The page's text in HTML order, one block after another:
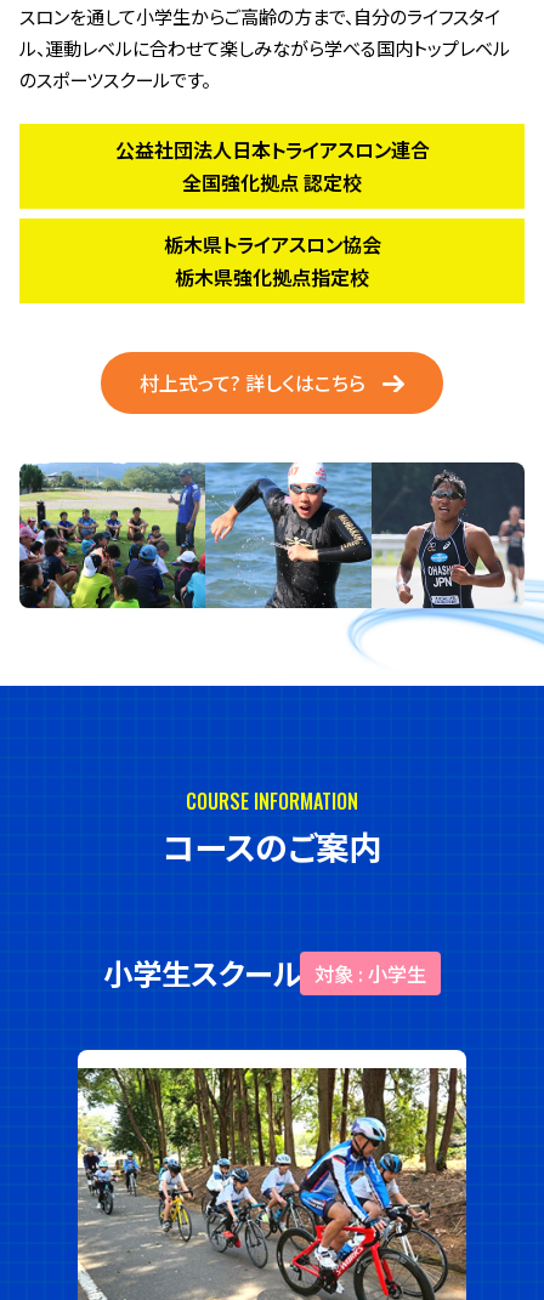
スロンを通して小学生からご高齢の方まで、自分のライフスタイ
ル、運動レベルに合わせて楽しみながら学べる国内トップレベル
のスポーツスクールです。
公益社団法人日本トライアスロン連合
全国強化拠点 認定校
栃木県トライアスロン協会
栃木県強化拠点指定校
村上式って? 詳しくはこちら
COURSE INFORMATION
コースのご案内
小学生スクール 対象 : 小学生